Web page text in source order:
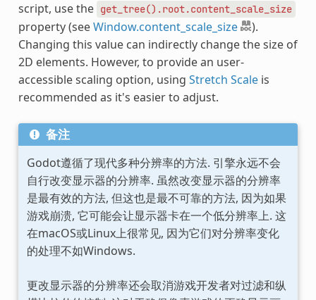
script, use the get_tree().root.content_scale_size
property (seeWindow.content_scale_size
).
Changing this value can indirectly change the size of
2D elements. However, to provide an user-
accessible scaling option, using Stretch Scaleis
recommended as it's easier to adjust.
备注
Godot遵循了现代多种分辨率的方法. 引擎永远不会
自行改变显示器的分辨率. 虽然改变显示器的分辨率
是最有效的方法, 但这也是最不可靠的方法, 因为如果
游戏崩溃, 它可能会让显示器卡在一个低分辨率上. 这
在macOS或Linux上很常见, 因为它们对分辨率变化
的处理不如Windows.
更改显示器的分辨率还会取消游戏开发者对过滤和纵